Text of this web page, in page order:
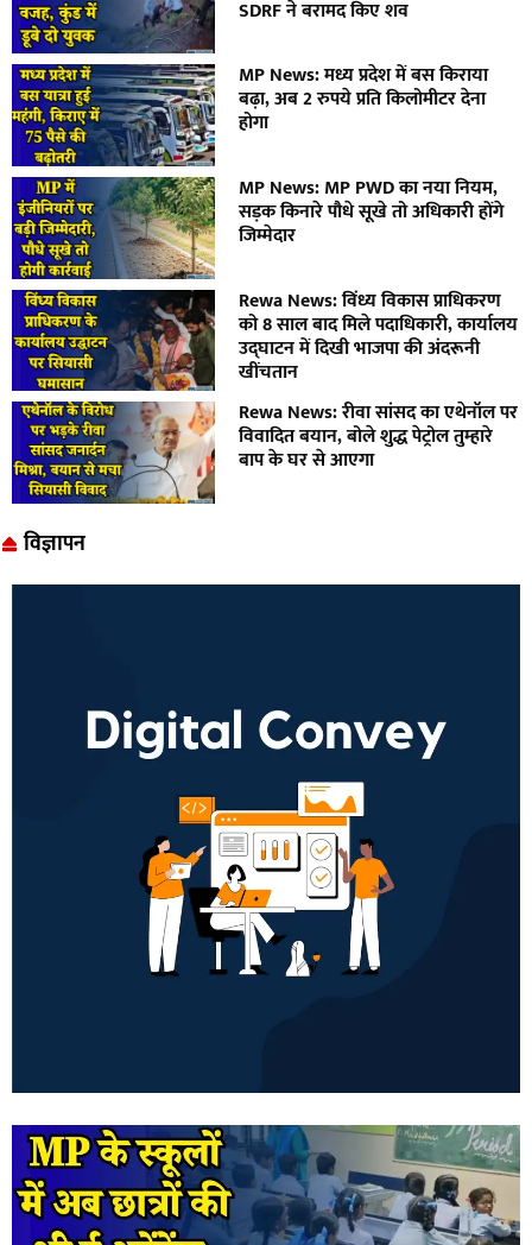
SDRF ने बरामद किए शव
MP News: मध्य प्रदेश में बस किराया
बढ़ा, अब 2 रुपये प्रति किलोमीटर देना
होगा
MP News: MP PWD का नया नियम,
सड़क किनारे पौधे सूखे तो अधिकारी होंगे
जिम्मेदार
Rewa News: विंध्य विकास प्राधिकरण
को 8 साल बाद मिले पदाधिकारी, कार्यालय
उद्घाटन में दिखी भाजपा की अंदरूनी
खींचतान
Rewa News: रीवा सांसद का एथेनॉल पर
विवादित बयान, बोले शुद्ध पेट्रोल तुम्हारे
बाप के घर से आएगा
विज्ञापन